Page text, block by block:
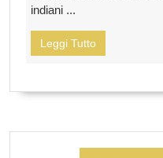
indiani ...
Leggi Tutto